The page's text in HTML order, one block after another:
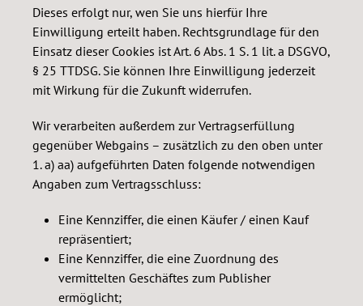
Dieses erfolgt nur, wen Sie uns hierfür Ihre
Einwilligung erteilt haben. Rechtsgrundlage für den
Einsatz dieser Cookies ist Art. 6 Abs. 1 S. 1 lit. a DSGVO,
§ 25 TTDSG. Sie können Ihre Einwilligung jederzeit
mit Wirkung für die Zukunft widerrufen.
Wir verarbeiten außerdem zur Vertragserfüllung
gegenüber Webgains – zusätzlich zu den oben unter
1. a) aa) aufgeführten Daten folgende notwendigen
Angaben zum Vertragsschluss:
Eine Kennziffer, die einen Käufer / einen Kauf
repräsentiert;
Eine Kennziffer, die eine Zuordnung des
vermittelten Geschäftes zum Publisher
ermöglicht;